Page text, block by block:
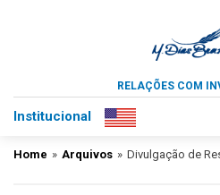
RELAÇÕES COM
Institucional
Home » Arquivos » Divulgação de